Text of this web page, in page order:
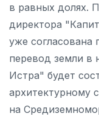
в равных долях.
директора
уже согласована
перевод земли в
Истра" будет
архитектурному
на